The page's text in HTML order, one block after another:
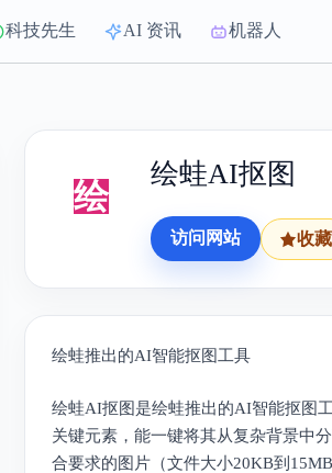
科技先生 AI 资讯 机器人
绘
绘蛙AI抠图
访问网站 收藏
绘蛙推出的AI智能抠图工具
绘蛙AI抠图是绘蛙推出的AI智能抠图
关键元素，能一键将其从复杂背景中
合要求的图片（文件大小20KB到